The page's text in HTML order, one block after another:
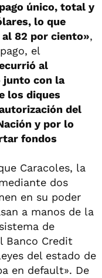
único, total y
lo que
82 por ciento»,
el
al
junto con la
los diques
del
y por lo
fondos
Caracoles, la
dos
en su poder
a manos de la
de
Banco Credit
del estado de
en default». De